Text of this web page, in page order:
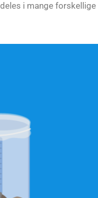
i mange forskellige